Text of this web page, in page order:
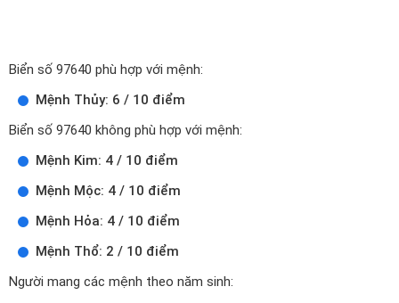
Biển số 97640 phù hợp với mệnh:
Mệnh Thủy: 6 / 10 điểm
Biển số 97640 không phù hợp với mệnh:
Mệnh Kim: 4 / 10 điểm
Mệnh Mộc: 4 / 10 điểm
Mệnh Hỏa: 4 / 10 điểm
Mệnh Thổ: 2 / 10 điểm
Người mang các mệnh theo năm sinh: